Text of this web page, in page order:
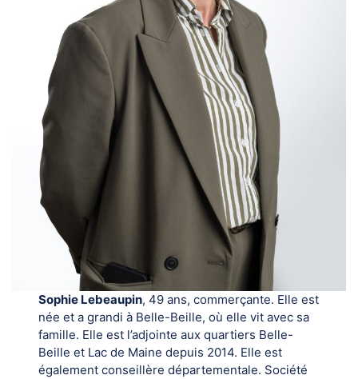
Sophie Lebeaupin, 49 ans, commerçante. Elle est
née et a grandi à Belle-Beille, où elle vit avec sa
famille. Elle est l’adjointe aux quartiers Belle-
Beille et Lac de Maine depuis 2014. Elle est
également conseillère départementale. Société